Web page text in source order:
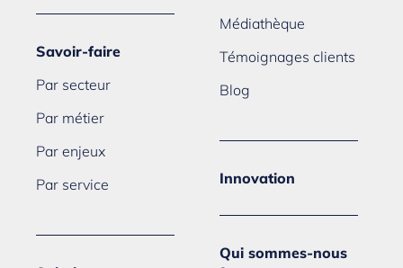
Savoir-faire
Par secteur
Par métier
Par enjeux
Par service
Médiathèque
Témoignages clients
Blog
Innovation
Qui sommes-nous